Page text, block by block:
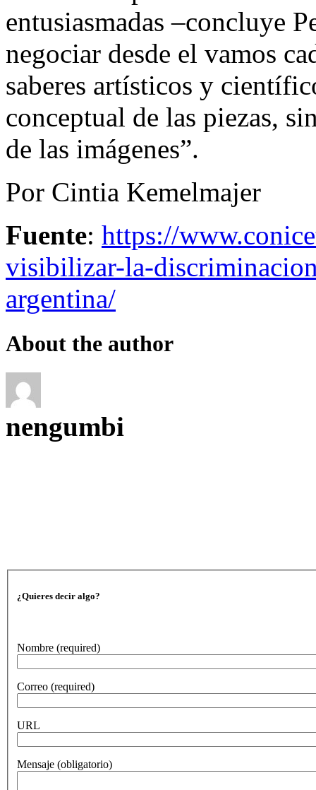
entusiasmadas –concluye
negociar desde el vamos
saberes artísticos y
conceptual de las piezas,
de las imágenes”.
Por Cintia Kemelmajer
Fuente: https://
visibilizar-la-
argentina/
About the author
nengumbi
¿Quieres decir algo?
Nombre (required)
Correo (required)
URL
Mensaje (obligatorio)